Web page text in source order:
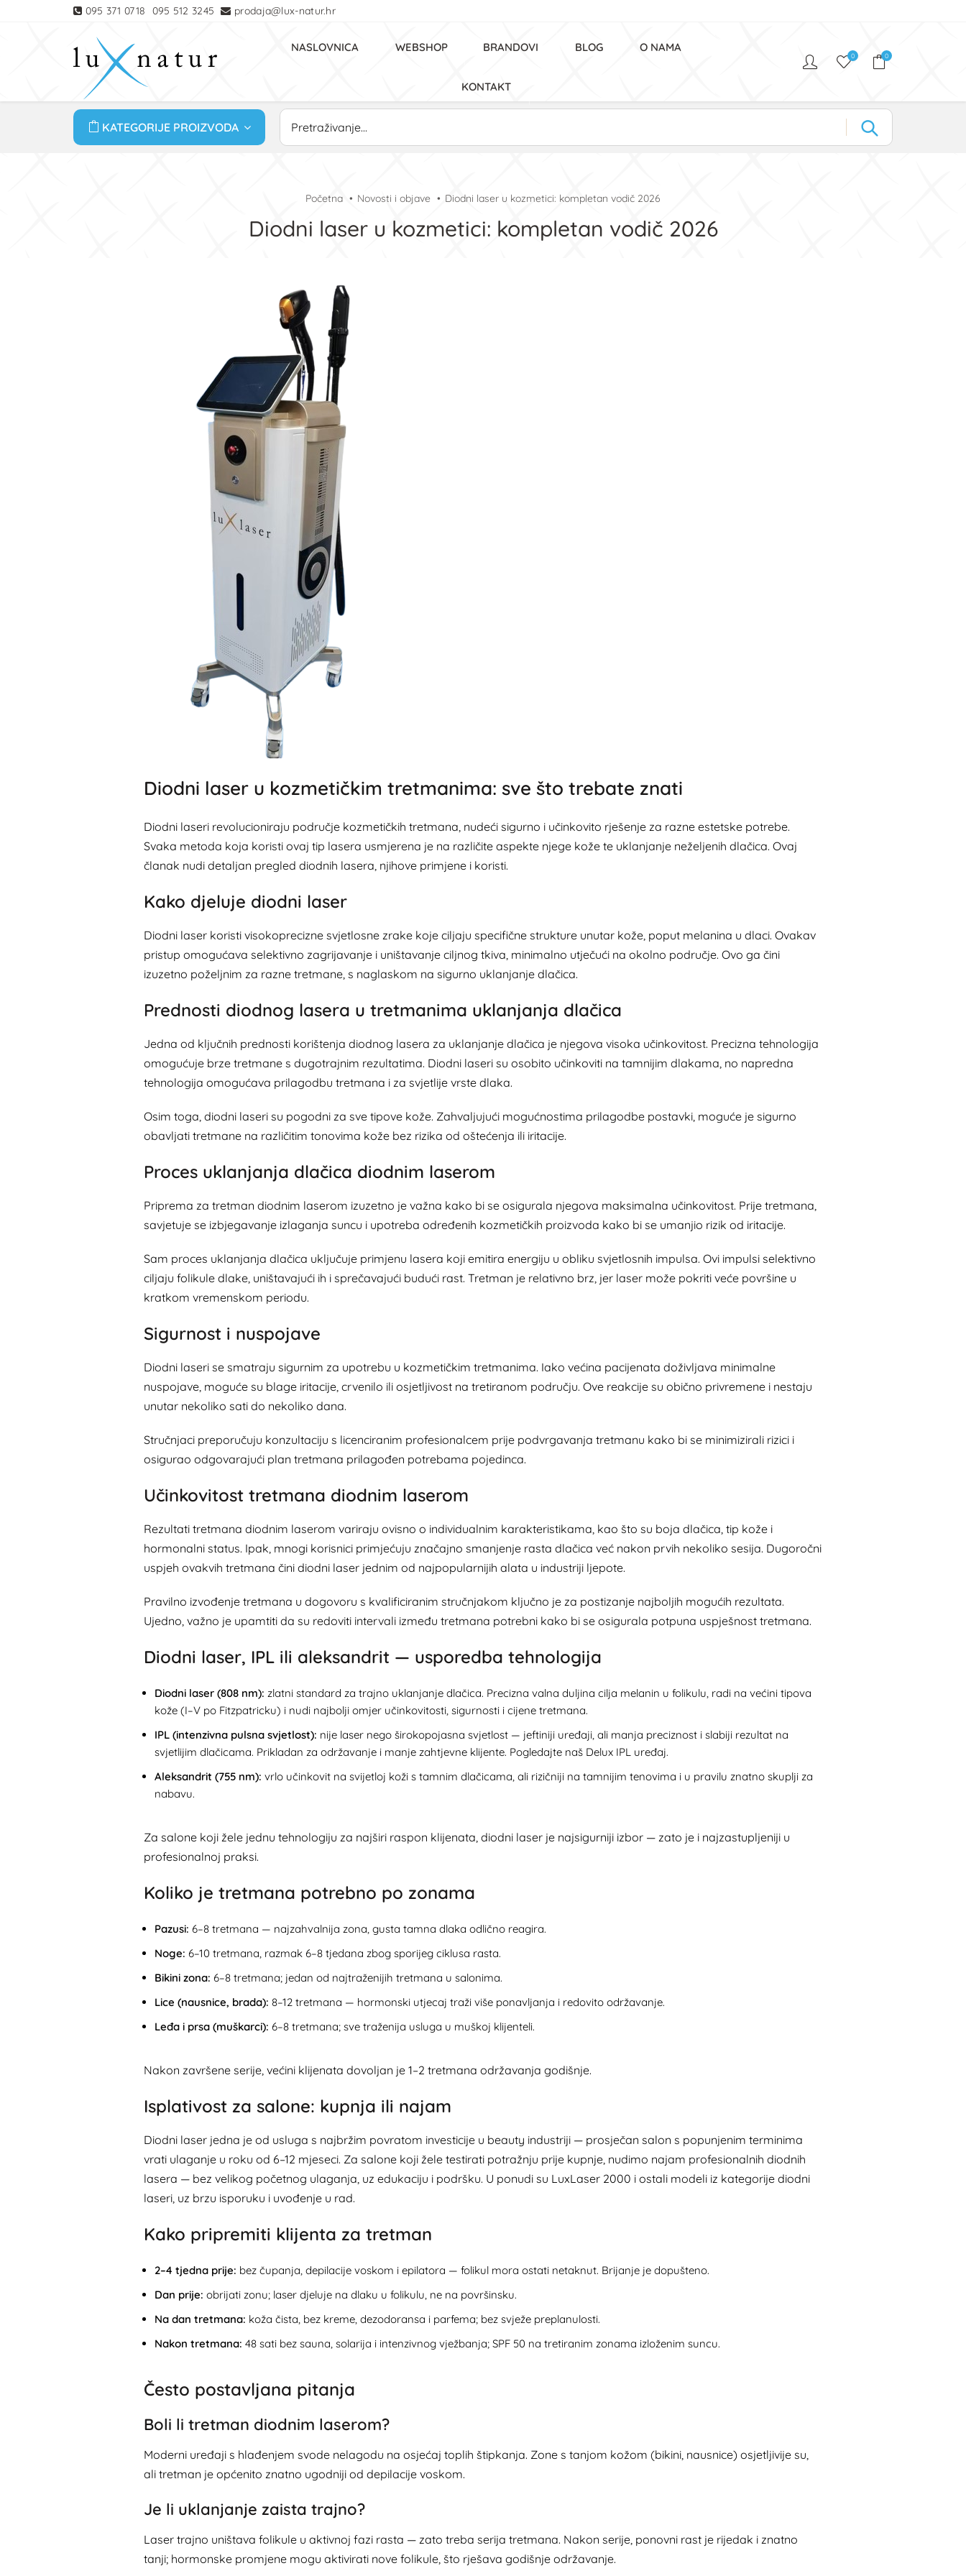
095 371 0718 095 512 3245 prodaja@lux-natur.hr
NASLOVNICA WEBSHOP BRANDOVI BLOG O NAMA
KONTAKT
0 0
KATEGORIJE PROIZVODA
Početna Novosti i objave Diodni laser u kozmetici: kompletan vodič 2026
Diodni laser u kozmetici: kompletan vodič 2026
Diodni laser u kozmetičkim tretmanima: sve što trebate znati
Diodni laseri revolucioniraju područje kozmetičkih tretmana, nudeći sigurno i učinkovito rješenje za razne estetske potrebe.
Svaka metoda koja koristi ovaj tip lasera usmjerena je na različite aspekte njege kože te uklanjanje neželjenih dlačica. Ovaj
članak nudi detaljan pregled diodnih lasera, njihove primjene i koristi.
Kako djeluje diodni laser
Diodni laser koristi visokoprecizne svjetlosne zrake koje ciljaju specifične strukture unutar kože, poput melanina u dlaci. Ovakav
pristup omogućava selektivno zagrijavanje i uništavanje ciljnog tkiva, minimalno utječući na okolno područje. Ovo ga čini
izuzetno poželjnim za razne tretmane, s naglaskom na sigurno uklanjanje dlačica.
Prednosti diodnog lasera u tretmanima uklanjanja dlačica
Jedna od ključnih prednosti korištenja diodnog lasera za uklanjanje dlačica je njegova visoka učinkovitost. Precizna tehnologija
omogućuje brze tretmane s dugotrajnim rezultatima. Diodni laseri su osobito učinkoviti na tamnijim dlakama, no napredna
tehnologija omogućava prilagodbu tretmana i za svjetlije vrste dlaka.
Osim toga, diodni laseri su pogodni za sve tipove kože. Zahvaljujući mogućnostima prilagodbe postavki, moguće je sigurno
obavljati tretmane na različitim tonovima kože bez rizika od oštećenja ili iritacije.
Proces uklanjanja dlačica diodnim laserom
Priprema za tretman diodnim laserom izuzetno je važna kako bi se osigurala njegova maksimalna učinkovitost. Prije tretmana,
savjetuje se izbjegavanje izlaganja suncu i upotreba određenih kozmetičkih proizvoda kako bi se umanjio rizik od iritacije.
Sam proces uklanjanja dlačica uključuje primjenu lasera koji emitira energiju u obliku svjetlosnih impulsa. Ovi impulsi selektivno
ciljaju folikule dlake, uništavajući ih i sprečavajući budući rast. Tretman je relativno brz, jer laser može pokriti veće površine u
kratkom vremenskom periodu.
Sigurnost i nuspojave
Diodni laseri se smatraju sigurnim za upotrebu u kozmetičkim tretmanima. Iako većina pacijenata doživljava minimalne
nuspojave, moguće su blage iritacije, crvenilo ili osjetljivost na tretiranom području. Ove reakcije su obično privremene i nestaju
unutar nekoliko sati do nekoliko dana.
Stručnjaci preporučuju konzultaciju s licenciranim profesionalcem prije podvrgavanja tretmanu kako bi se minimizirali rizici i
osigurao odgovarajući plan tretmana prilagođen potrebama pojedinca.
Učinkovitost tretmana diodnim laserom
Rezultati tretmana diodnim laserom variraju ovisno o individualnim karakteristikama, kao što su boja dlačica, tip kože i
hormonalni status. Ipak, mnogi korisnici primjećuju značajno smanjenje rasta dlačica već nakon prvih nekoliko sesija. Dugoročni
uspjeh ovakvih tretmana čini diodni laser jednim od najpopularnijih alata u industriji ljepote.
Pravilno izvođenje tretmana u dogovoru s kvalificiranim stručnjakom ključno je za postizanje najboljih mogućih rezultata.
Ujedno, važno je upamtiti da su redoviti intervali između tretmana potrebni kako bi se osigurala potpuna uspješnost tretmana.
Diodni laser, IPL ili aleksandrit — usporedba tehnologija
Diodni laser (808 nm): zlatni standard za trajno uklanjanje dlačica. Precizna valna duljina cilja melanin u folikulu, radi na većini tipova
kože (I–V po Fitzpatricku) i nudi najbolji omjer učinkovitosti, sigurnosti i cijene tretmana.
IPL (intenzivna pulsna svjetlost): nije laser nego širokopojasna svjetlost — jeftiniji uređaji, ali manja preciznost i slabiji rezultat na
svjetlijim dlačicama. Prikladan za održavanje i manje zahtjevne klijente. Pogledajte naš Delux IPL uređaj.
Aleksandrit (755 nm): vrlo učinkovit na svijetloj koži s tamnim dlačicama, ali rizičniji na tamnijim tenovima i u pravilu znatno skuplji za
nabavu.
Za salone koji žele jednu tehnologiju za najširi raspon klijenata, diodni laser je najsigurniji izbor — zato je i najzastupljeniji u
profesionalnoj praksi.
Koliko je tretmana potrebno po zonama
Pazusi: 6–8 tretmana — najzahvalnija zona, gusta tamna dlaka odlično reagira.
Noge: 6–10 tretmana, razmak 6–8 tjedana zbog sporijeg ciklusa rasta.
Bikini zona: 6–8 tretmana; jedan od najtraženijih tretmana u salonima.
Lice (nausnice, brada): 8–12 tretmana — hormonski utjecaj traži više ponavljanja i redovito održavanje.
Leđa i prsa (muškarci): 6–8 tretmana; sve traženija usluga u muškoj klijenteli.
Nakon završene serije, većini klijenata dovoljan je 1–2 tretmana održavanja godišnje.
Isplativost za salone: kupnja ili najam
Diodni laser jedna je od usluga s najbržim povratom investicije u beauty industriji — prosječan salon s popunjenim terminima
vrati ulaganje u roku od 6–12 mjeseci. Za salone koji žele testirati potražnju prije kupnje, nudimo najam profesionalnih diodnih
lasera — bez velikog početnog ulaganja, uz edukaciju i podršku. U ponudi su LuxLaser 2000 i ostali modeli iz kategorije diodni
laseri, uz brzu isporuku i uvođenje u rad.
Kako pripremiti klijenta za tretman
2–4 tjedna prije: bez čupanja, depilacije voskom i epilatora — folikul mora ostati netaknut. Brijanje je dopušteno.
Dan prije: obrijati zonu; laser djeluje na dlaku u folikulu, ne na površinsku.
Na dan tretmana: koža čista, bez kreme, dezodoransa i parfema; bez svježe preplanulosti.
Nakon tretmana: 48 sati bez sauna, solarija i intenzivnog vježbanja; SPF 50 na tretiranim zonama izloženim suncu.
Često postavljana pitanja
Boli li tretman diodnim laserom?
Moderni uređaji s hlađenjem svode nelagodu na osjećaj toplih štipkanja. Zone s tanjom kožom (bikini, nausnice) osjetljivije su,
ali tretman je općenito znatno ugodniji od depilacije voskom.
Je li uklanjanje zaista trajno?
Laser trajno uništava folikule u aktivnoj fazi rasta — zato treba serija tretmana. Nakon serije, ponovni rast je rijedak i znatno
tanji; hormonske promjene mogu aktivirati nove folikule, što rješava godišnje održavanje.